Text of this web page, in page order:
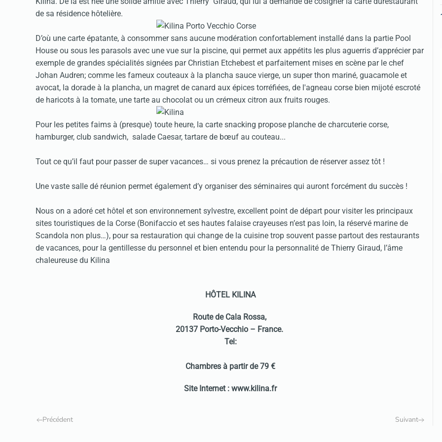
de sa résidence hôtelière.
D’où une carte épatante, à consommer sans aucune modération confortablement installé dans la partie Pool
House ou sous les parasols avec une vue sur la piscine, qui permet aux appétits les plus aguerris d’apprécier par
exemple de grandes spécialités signées par Christian Etchebest et parfaitement mises en scène par le chef
Johan Audren; comme les fameux couteaux à la plancha sauce vierge, un super thon mariné, guacamole et
avocat, la dorade à la plancha, un magret de canard aux épices torréfiées, de l'agneau corse bien mijoté escroté
de haricots à la tomate, une tarte au chocolat ou un crémeux citron aux fruits rouges.
Pour les petites faims à (presque) toute heure, la carte snacking propose planche de charcuterie corse,
hamburger, club sandwich, salade Caesar, tartare de bœuf au couteau...
Tout ce qu’il faut pour passer de super vacances… si vous prenez la précaution de réserver assez tôt !
Une vaste salle dé réunion permet également d’y organiser des séminaires qui auront forcément du succès !
Nous on a adoré cet hôtel et son environnement sylvestre, excellent point de départ pour visiter les principaux
sites touristiques de la Corse (Bonifaccio et ses hautes falaise crayeuses n’est pas loin, la réservé marine de
Scandola non plus…), pour sa restauration qui change de la cuisine trop souvent passe partout des restaurants
de vacances, pour la gentillesse du personnel et bien entendu pour la personnalité de Thierry Giraud, l’âme
chaleureuse du Kilina
HÔTEL KILINA
Route de Cala Rossa,
20137 Porto-Vecchio – France.
Tel:
Chambres à partir de 79 €
Site Internet : www.kilina.fr
Précédent Suivant